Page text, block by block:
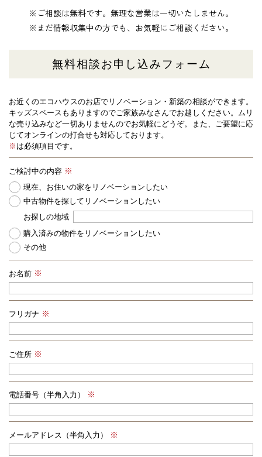
※ご相談は無料です。無理な営業は一切いたしません。
※まだ情報収集中の方でも、お気軽にご相談ください。
無料相談お申し込みフォーム
お近くのエコハウスのお店でリノベーション・新築の相談ができます。
キッズスペースもありますのでご家族みなさんでお越しください。
ムリ
な売り込みなど一切ありませんのでお気軽にどうぞ。また、ご要望に応
じてオンラインの打合せも対応しております。
※ は必須項目です。
ご検討中の内容
現在、お住いの家をリノベーションしたい
中古物件を探してリノベーションしたい
お探しの地域
購入済みの物件をリノベーションしたい
その他
お名前
フリガナ
ご住所
電話番号（半角入力）
メールアドレス（半角入力）